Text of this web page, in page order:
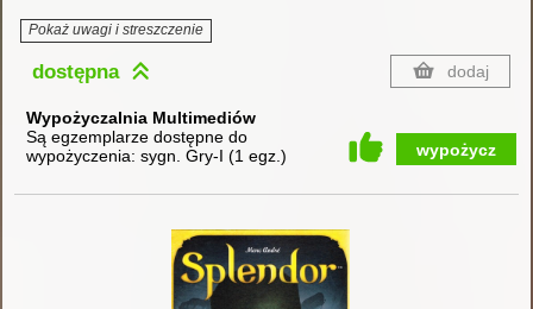
Pokaż uwagi i streszczenie
dostępna dodaj
Wypożyczalnia Multimediów
Są egzemplarze dostępne do
wypożyczenia: sygn. Gry-I (1 egz. ) wypożycz